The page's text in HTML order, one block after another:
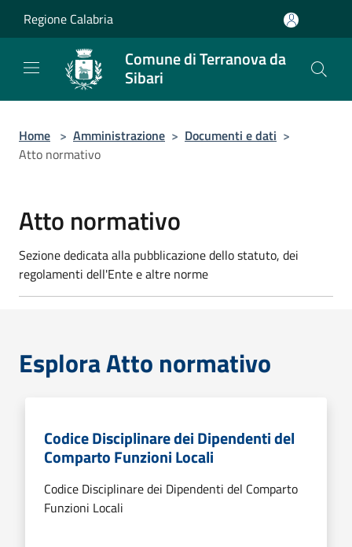
Regione Calabria
Comune di Terranova da
Sibari
Home > Amministrazione > Documenti e dati >
Atto normativo
Atto normativo
Sezione dedicata alla pubblicazione dello statuto, dei
regolamenti dell'Ente e altre norme
Esplora Atto normativo
Codice Disciplinare dei Dipendenti del
Comparto Funzioni Locali
Codice Disciplinare dei Dipendenti del Comparto
Funzioni Locali